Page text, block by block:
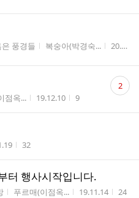
풍경들 작성자
복숭아(박경숙... 작성시
20.06.07
점옥... 작성시간
19.12.10 조회수
9
댓
글 2
간 조회수
32
터 행사시작입니다.
작성자
푸르매(이점옥... 작성시간
19.11.14 조회
24